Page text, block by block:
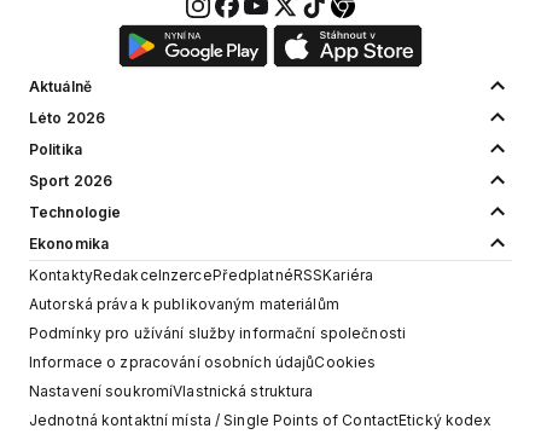
Aktuálně
Léto 2026
Politika
Sport 2026
Technologie
Ekonomika
KontaktyRedakceInzercePředplatnéRSSKariéra
Autorská práva k publikovaným materiálům
Podmínky pro užívání služby informační společnosti
Informace o zpracování osobních údajůCookies
Nastavení soukromíVlastnická struktura
Jednotná kontaktní místa / Single Points of ContactEtický kodex